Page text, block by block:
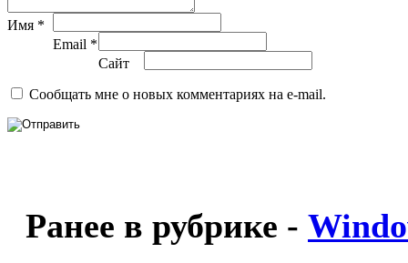
Имя *
Email *
Сайт
Сообщать мне о новых комментариях на e-mail.
Ранее в рубрике -